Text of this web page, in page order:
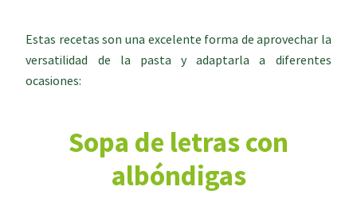
Estas recetas son una excelente forma de aprovechar la
versatilidad de la pasta y adaptarla a diferentes
ocasiones:
Sopa de letras con
albóndigas